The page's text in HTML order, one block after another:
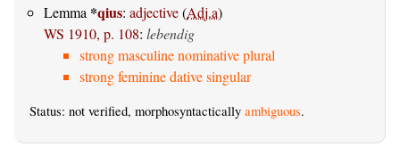
Lemma *qius: adjective(Adj.a)
WS 1910, p. 108: lebendig
strong masculine nominative plural
strong feminine dative singular
Status: not verified, morphosyntactically ambiguous.